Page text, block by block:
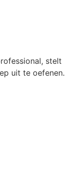
stelt
uit te oefenen.